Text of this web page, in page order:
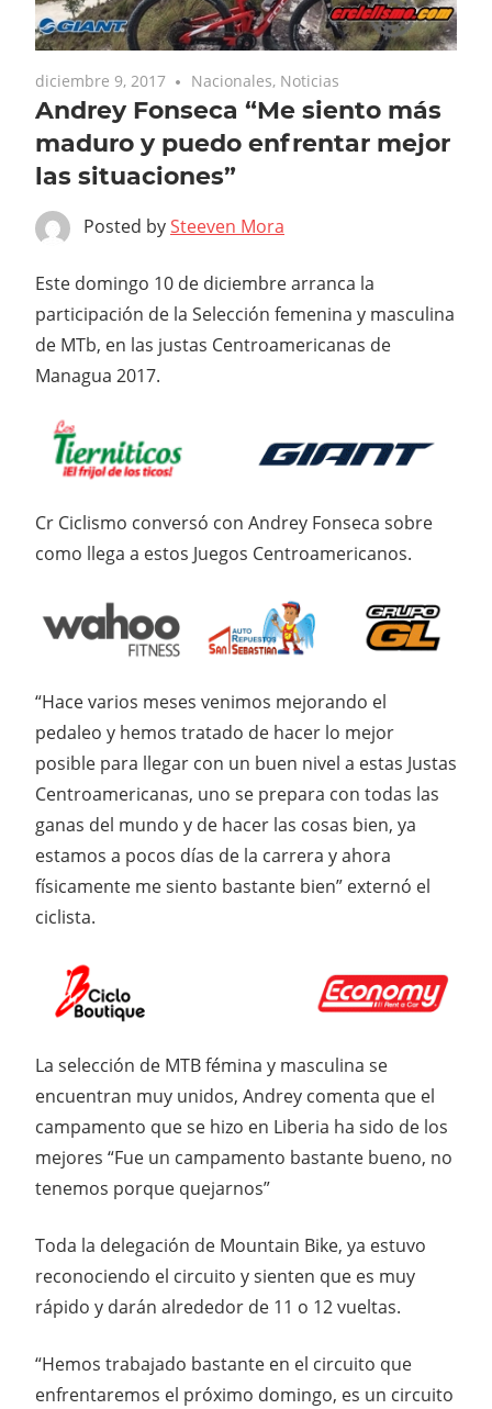
diciembre 9, 2017 Nacionales, Noticias
Andrey Fonseca “Me siento más
maduro y puedo enfrentar mejor
las situaciones”
Posted bySteeven Mora
Este domingo 10 de diciembre arranca la
participación de la Selección femenina y masculina
de MTb, en las justas Centroamericanas de
Managua 2017.
Cr Ciclismo conversó con Andrey Fonseca sobre
como llega a estos Juegos Centroamericanos.
“Hace varios meses venimos mejorando el
pedaleo y hemos tratado de hacer lo mejor
posible para llegar con un buen nivel a estas Justas
Centroamericanas, uno se prepara con todas las
ganas del mundo y de hacer las cosas bien, ya
estamos a pocos días de la carrera y ahora
físicamente me siento bastante bien” externó el
ciclista.
La selección de MTB fémina y masculina se
encuentran muy unidos, Andrey comenta que el
campamento que se hizo en Liberia ha sido de los
mejores “Fue un campamento bastante bueno, no
tenemos porque quejarnos”
Toda la delegación de Mountain Bike, ya estuvo
reconociendo el circuito y sienten que es muy
rápido y darán alrededor de 11 o 12 vueltas.
“Hemos trabajado bastante en el circuito que
enfrentaremos el próximo domingo, es un circuito